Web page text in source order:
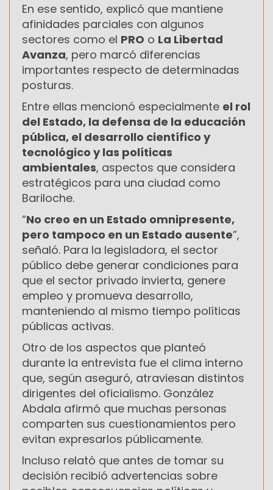
En ese sentido, explicó que mantiene
afinidades parciales con algunos
sectores como el PRO o La Libertad
Avanza, pero marcó diferencias
importantes respecto de determinadas
posturas.
Entre ellas mencionó especialmente el rol
del Estado, la defensa de la educación
pública, el desarrollo científico y
tecnológico y las políticas
ambientales, aspectos que considera
estratégicos para una ciudad como
Bariloche.
“No creo en un Estado omnipresente,
pero tampoco en un Estado ausente”,
señaló. Para la legisladora, el sector
público debe generar condiciones para
que el sector privado invierta, genere
empleo y promueva desarrollo,
manteniendo al mismo tiempo políticas
públicas activas.
Otro de los aspectos que planteó
durante la entrevista fue el clima interno
que, según aseguró, atraviesan distintos
dirigentes del oficialismo. González
Abdala afirmó que muchas personas
comparten sus cuestionamientos pero
evitan expresarlos públicamente.
Incluso relató que antes de tomar su
decisión recibió advertencias sobre